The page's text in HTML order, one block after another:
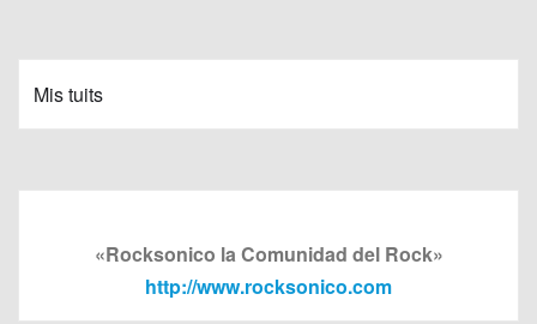
Mis tuits
«Rocksonico la Comunidad del Rock»
http://www.rocksonico.com